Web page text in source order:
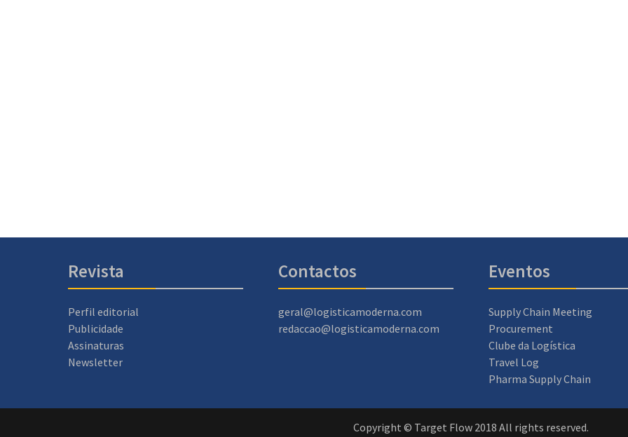
Revista
Perfil editorial
Publicidade
Assinaturas
Newsletter
Contactos
geral@logisticamoderna.com
redaccao@logisticamoderna.com
Eventos
Supply Chain Meeting
Procurement
Clube da Logística
Travel Log
Pharma Supply Chain
Copyright © Target Flow 2018 All rights reserved.